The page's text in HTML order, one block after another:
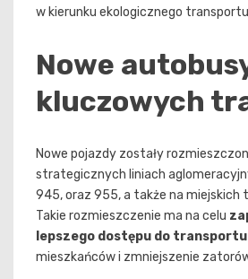
w kierunku ekologicznego
Nowe
kluczowych
Nowe pojazdy zostały
strategicznych liniach
945, oraz 955, a także na miejskich
Takie rozmieszczenie ma na celu
lepszego dostępu do
mieszkańców i zmniejszenie